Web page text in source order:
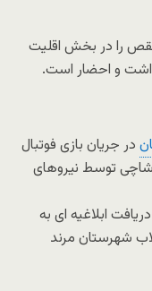
ماه، ۱۱ مورد نقص را در بخش اقلیت
و احضار است.
در جریان بازی فوتبال
توسط نیروهای
ابلاغیه‌ ای به
شهرستان مرند